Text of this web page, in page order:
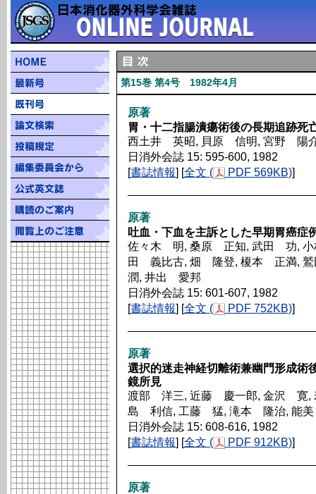
第15巻 第4号 1982年4月
原著
胃・十二指腸潰瘍術後の長期追跡死
西土井 英昭, 貝原 信明, 宮野 陽
日消外会誌 15: 595-600, 1982
[書誌情報] [全文 ( PDF 569KB)]
原著
吐血・下血を主訴とした早期胃癌症
佐々木 明, 桑原 正知, 武田 功,
田 義比古, 畑 隆登, 榎本 正満,
潤, 井出 愛邦
日消外会誌 15: 601-607, 1982
[書誌情報] [全文 ( PDF 752KB)]
原著
選択的迷走神経切離術兼幽門形成術
鏡所見
渡部 洋三, 近藤 慶一郎, 金沢 寛,
島 利信, 工藤 猛, 滝本 隆治, 能
日消外会誌 15: 608-616, 1982
[書誌情報] [全文 ( PDF 912KB)]
原著